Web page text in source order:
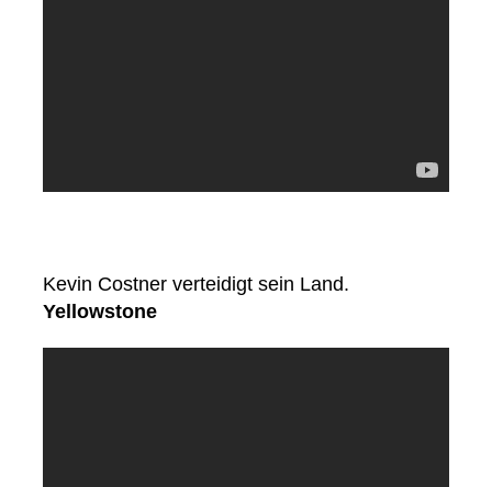
Kevin Costner verteidigt sein Land.
Yellowstone